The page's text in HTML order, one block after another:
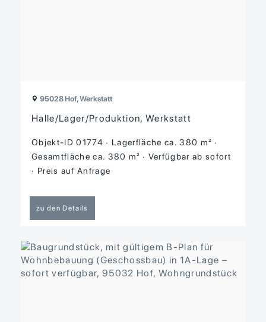
95028 Hof, Werkstatt
Halle/Lager/Produktion, Werkstatt
Objekt-ID 01774
Lagerfläche ca. 380 m²
Gesamtfläche ca. 380 m²
Verfügbar ab sofort
Preis auf Anfrage
zu den Details